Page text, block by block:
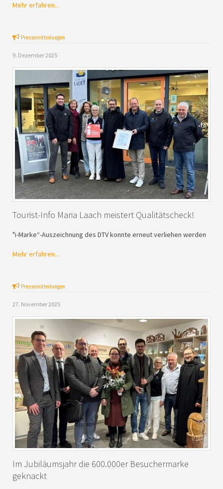
Mehr erfahren...
Pressemitteilungen
9. Dezember 2025
Tourist-Info Maria Laach meistert Qualitätscheck!
"i-Marke“-Auszeichnung des DTV konnte erneut verliehen werden
Mehr erfahren...
Pressemitteilungen
27. November 2025
Im Jubiläumsjahr die 600.000er Besuchermarke
geknackt